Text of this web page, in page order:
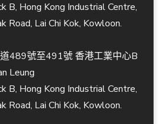
B, Hong Kong Industrial Centre,
Lai Chi Kok, Kowloon.
489號至491號 香港工業中心B
Leung
B, Hong Kong Industrial Centre,
Lai Chi Kok, Kowloon.